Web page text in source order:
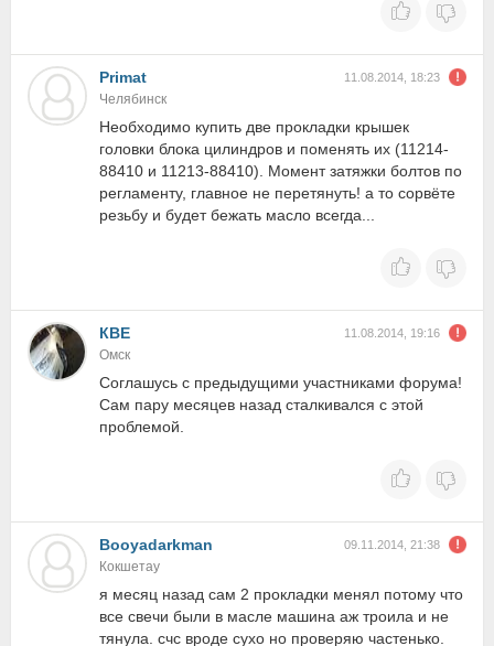
Primat 11.08.2014, 18:23
Челябинск
Необходимо купить две прокладки крышек
головки блока цилиндров и поменять их (11214-
88410 и 11213-88410). Момент затяжки болтов по
регламенту, главное не перетянуть! а то сорвёте
резьбу и будет бежать масло всегда...
КВЕ 11.08.2014, 19:16
Омск
Соглашусь с предыдущими участниками форума!
Сам пару месяцев назад сталкивался с этой
проблемой.
Booyadarkman 09.11.2014, 21:38
Кокшетау
я месяц назад сам 2 прокладки менял потому что
все свечи были в масле машина аж троила и не
тянула. счс вроде сухо но проверяю частенько.